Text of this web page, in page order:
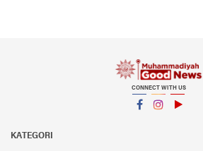
CONNECT WITH US
KATEGORI